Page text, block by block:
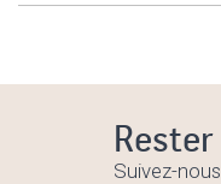
Suivez-